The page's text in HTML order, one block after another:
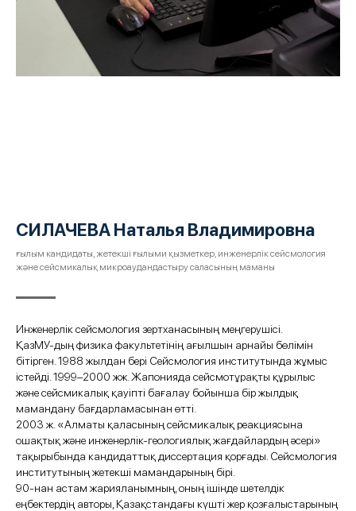
СИЛАЧЕВА Наталья Владимировна
ғылым кандидаты, жетекші ғылыми қызметкер, инженерлік сейсмология
және сейсмикалық микроаудандастыру саласының маманы
Инженерлік сейсмология зертханасының меңгерушісі.
ҚазМУ‑дың физика факультетінің ағылшын арнайы бөлімін
бітірген. 1988 жылдан бері Сейсмология институтында жұмыс
істейді. 1999–2000 жж. Жапонияда сейсмотұрақты құрылыс
және сейсмикалық қауіпті бағалау бойынша бір жылдық
мамандану бағдарламасынан өтті.
2003 ж. «Алматы қаласының сейсмикалық реакциясына
ошақтық және инженерлік‑геологиялық жағдайлардың әсері»
тақырыбында кандидаттық диссертация қорғады. Сейсмология
институтының жетекші мамандарының бірі.
90‑нан астам жарияланымның, оның ішінде шетелдік
еңбектердің авторы, Қазақстандағы күшті жер қозғалыстарының